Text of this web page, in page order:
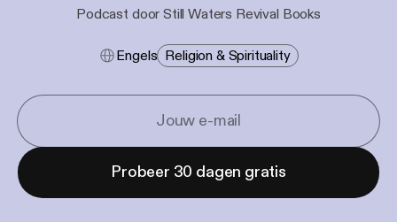
Podcast door Still Waters Revival Books
Engels Religion & Spirituality
Probeer 30 dagen gratis